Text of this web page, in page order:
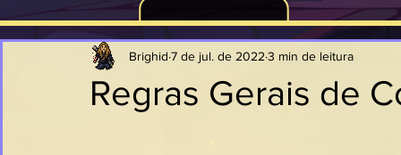
Regras Gerais de
Brighid 7 de jul. de 2022 3 min de leitura